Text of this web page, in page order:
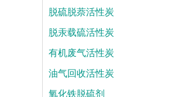
脱硫脱萘活性炭
脱汞载硫活性炭
有机废气活性炭
油气回收活性炭
氧化铁脱硫剂